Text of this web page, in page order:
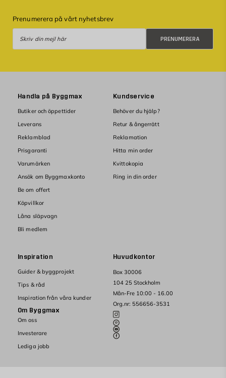
Prenumerera på vårt nyhetsbrev
PRENUMERERA
Huvudkontor
Box 30006
104 25 Stockholm
Mån-Fre 10:00 - 16.00
Org.nr: 556656-3531
Handla på Byggmax
Butiker och öppettider
Leverans
Reklamblad
Prisgaranti
Varumärken
Ansök om Byggmaxkonto
Be om offert
Köpvillkor
Låna släpvagn
Bli medlem
Kundservice
Behöver du hjälp?
Retur & ångerrätt
Reklamation
Hitta min order
Kvittokopia
Ring in din order
Inspiration
Guider & byggprojekt
Tips & råd
Inspiration från våra kunder
Om Byggmax
Om oss
Investerare
Lediga jobb